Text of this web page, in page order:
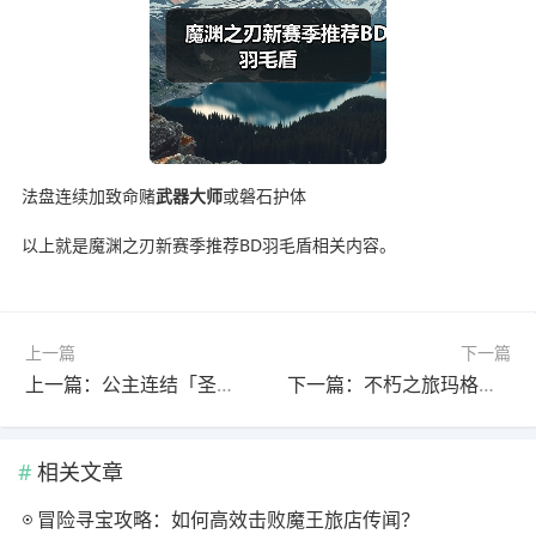
法盘连续加致命赌武器大师或磐石护体
以上就是魔渊之刃新赛季推荐BD羽毛盾相关内容。
上一篇
上一篇：公主连结「圣迹调查」「神殿调查」掉落量2倍庆典！
下一篇
下一篇：不朽之旅玛格绯红
相关文章
冒险寻宝攻略：如何高效击败魔王旅店传闻？